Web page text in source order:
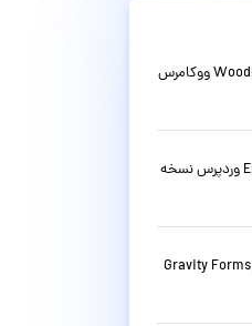
قالب فروشگاهی چندمنظوره وودمارت WoodMart ووکامرس
افزونه صفحه ساز المنتور پرو Elementor Pro وردپرس نسخه
افزونه فرم ساز حرفه ای وردپرس گرویتی فرم Gravity Forms